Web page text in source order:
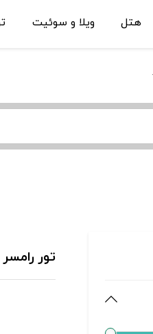
هتل ویلا و سوئیت
تور رامسر